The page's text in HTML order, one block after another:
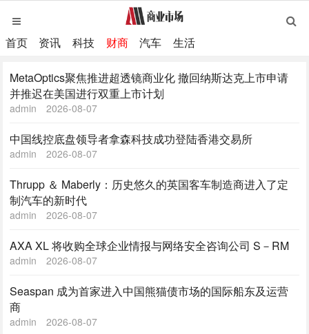
首页 资讯 科技 财商 汽车 生活
MetaOptics聚焦推进超透镜商业化 撤回纳斯达克上市申请
并推迟在美国进行双重上市计划
admin 2026-08-07
中国线控底盘领导者拿森科技成功登陆香港交易所
admin 2026-08-07
Thrupp ＆ Maberly：历史悠久的英国客车制造商进入了定
制汽车的新时代
admin 2026-08-07
AXA XL 将收购全球企业情报与网络安全咨询公司 S－RM
admin 2026-08-07
Seaspan 成为首家进入中国熊猫债市场的国际船东及运营
商
admin 2026-08-07